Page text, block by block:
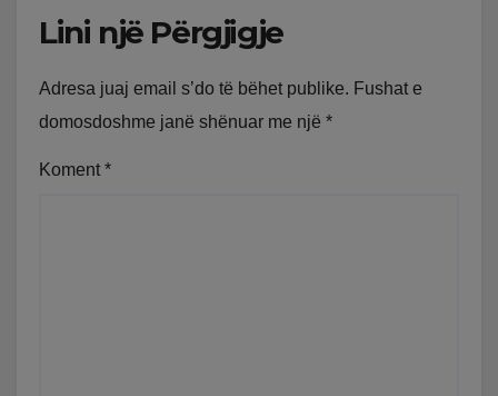
Lini një Përgjigje
Adresa juaj email s’do të bëhet publike. Fushat e
domosdoshme janë shënuar me një *
Koment *